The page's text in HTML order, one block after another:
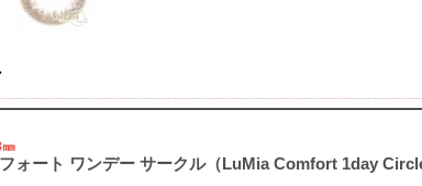
フォート ワンデー サークル（LuMia Comfort 1day